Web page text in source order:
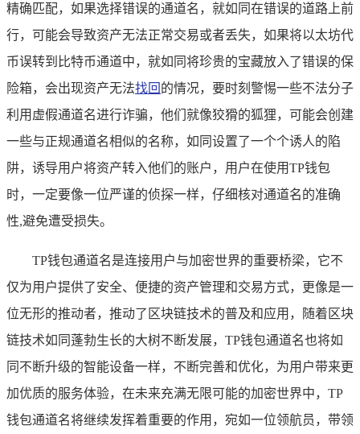
精确匹配，如果选择错误的通道名，就如同在错误的道路上前
行，可能会导致资产无法正常交易或者丢失，如果将以太坊代
币误转到比特币通道中，就如同将珍贵的宝藏放入了错误的保
险箱，会出现资产无法找回 的情况，要时刻警惕一些不法分子
利用虚假通道名进行诈骗，他们就像狡猾的狐狸，可能会创建
一些与正规通道名相似的名称，如同设置了一个个诱人的陷
阱，诱导用户将资产转入他们的账户，用户在使用TP钱包
时，一定要像一位严谨的侦探一样，仔细核对通道名的准确
性,避免遭受损失。
TP钱包通道名是连接用户与加密世界的重要桥梁，它不
仅为用户提供了安全、便捷的资产管理和交易方式，更像是一
位无形的推动者，推动了区块链技术的普及和应用，随着区块
链技术如同蓬勃生长的大树不断发展，TP钱包通道名也将如
同不断升级的智能设备一样，不断完善和优化，为用户带来更
加优质的服务体验，在未来充满无限可能的加密世界中，TP
钱包通道名将继续发挥着重要的作用，宛如一位领航员，带领